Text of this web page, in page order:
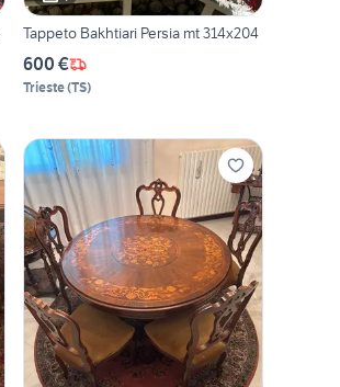
Tappeto Bakhtiari Persia mt 314x204
600 €
Trieste(TS)